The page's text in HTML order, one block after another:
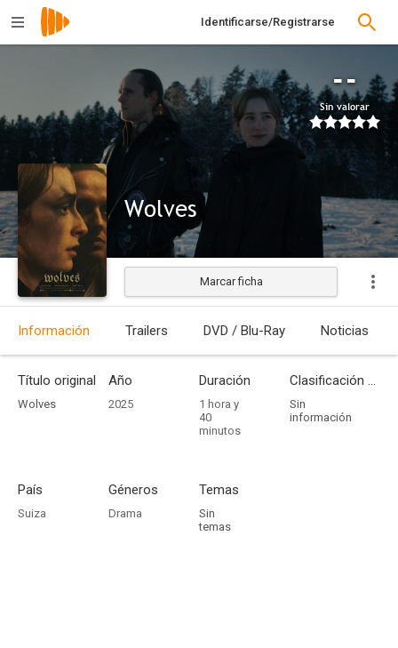
Identificarse/Registrarse
--
Sin valorar
Wolves
Estrenada
Marcar ficha
Información Trailers DVD / Blu-Ray Noticias
Título original
Wolves
Año
2025
Duración
1 hora y
40
minutos
Clasificación por edades
Sin
información
País
Suiza
Géneros
Drama
Temas
Sin
temas